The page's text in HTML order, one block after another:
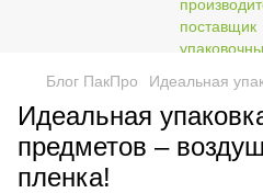
Блог ПакПро Идеальная
Идеальная
предметов –
пленка!